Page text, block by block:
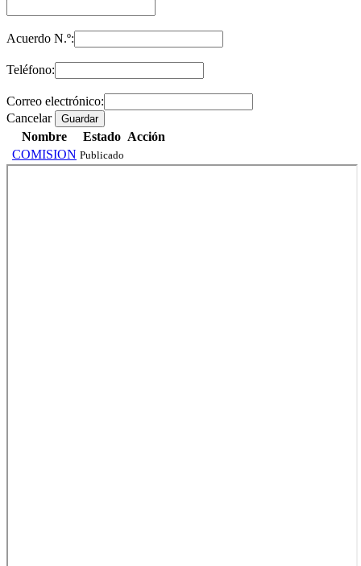
Acuerdo N.º:
Teléfono:
Correo electrónico:
Cancelar
Guardar
Nombre Estado Acción
COMISION Publicado